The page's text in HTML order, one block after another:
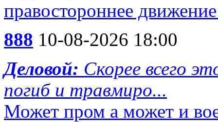
правостороннее
888 10-08-2026 18:00
Деловой: Скорее всего
погиб и травмиро...
Может пром а может и